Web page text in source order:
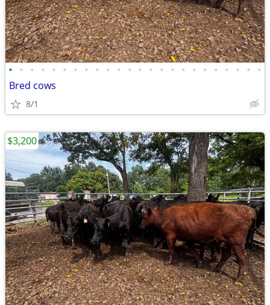
• • • • • • • • • • • • • • • • • • • • • • • •
Bred cows
8/1
$3,200